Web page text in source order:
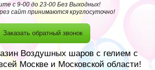
с 9-00 до 23-00 Без Выходных!
сайт принимаются круглосуточно!
Заказать обратный звонок
Воздушных шаров с гелием с
Москве и Московской области!